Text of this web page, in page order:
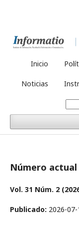
Inicio
Noticias
Número actual
Vol. 31 Núm. 2
Publicado: 2026-07-